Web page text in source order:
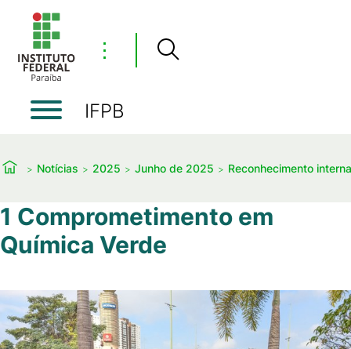
⋮
IFPB
Notícias 2025 Junho de 2025 Reconhecimento
1 Comprometimento em
Química Verde